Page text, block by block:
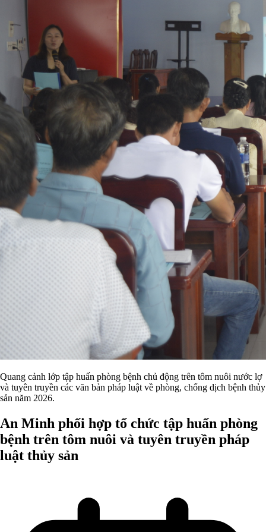
Quang cảnh lớp tập huấn phòng bệnh chủ động trên tôm nuôi nước lợ
và tuyên truyền các văn bản pháp luật về phòng, chống dịch bệnh thủy
sản năm 2026.
An Minh phối hợp tổ chức tập huấn phòng
bệnh trên tôm nuôi và tuyên truyền pháp
luật thủy sản